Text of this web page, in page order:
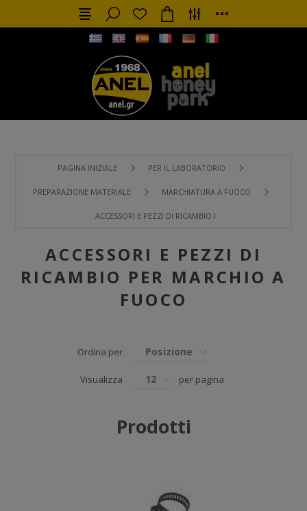
PAGINA INIZIALE PER IL LABORATORIO
PREPARAZIONE MATERIALE MARCHIATURA A FUOCO
ACCESSORI E PEZZI DI RICAMBIO PER MARCHIO A FUOCO
ACCESSORI E PEZZI DI
RICAMBIO PER MARCHIO A
FUOCO
Ordina per Posizione
Visualizza 12 per pagina
Prodotti